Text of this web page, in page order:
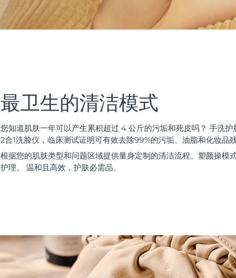
最卫生的清洁模式
您知道肌肤一年可以产生累积超过 4 公斤的污垢和死皮吗？ 手洗
2合1洗脸仪，临床测试证明可有效去除99%的污垢、油脂和化妆品残
根据您的肌肤类型和问题区域提供量身定制的清洁流程。塑颜操模
护理。 温和且高效，护肤必需品。